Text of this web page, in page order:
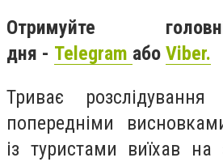
Отримуйте
дня - Telegram або Viber.
Триває
попередніми
із туристами виїхав на